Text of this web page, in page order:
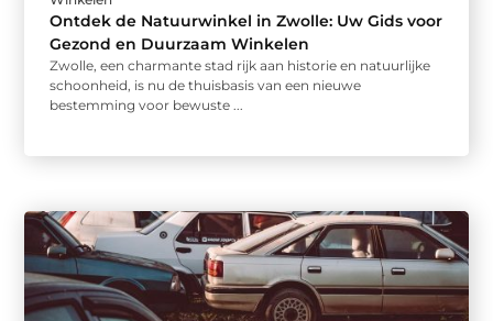
Ontdek de Natuurwinkel in Zwolle: Uw Gids voor
Gezond en Duurzaam Winkelen
Zwolle, een charmante stad rijk aan historie en natuurlijke
schoonheid, is nu de thuisbasis van een nieuwe
bestemming voor bewuste ...